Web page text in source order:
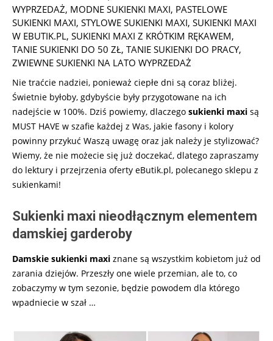
WYPRZEDAŻ, MODNE SUKIENKI MAXI, PASTELOWE
SUKIENKI MAXI, STYLOWE SUKIENKI MAXI, SUKIENKI MAXI
W EBUTIK.PL, SUKIENKI MAXI Z KRÓTKIM RĘKAWEM,
TANIE SUKIENKI DO 50 ZŁ, TANIE SUKIENKI DO PRACY,
ZWIEWNE SUKIENKI NA LATO WYPRZEDAŻ
Nie traćcie nadziei, ponieważ ciepłe dni są coraz bliżej.
Świetnie byłoby, gdybyście były przygotowane na ich
nadejście w 100%. Dziś powiemy, dlaczego sukienki maxi są
MUST HAVE w szafie każdej z Was, jakie fasony i kolory
powinny przykuć Waszą uwagę oraz jak należy je stylizować?
Wiemy, że nie możecie się już doczekać, dlatego zapraszamy
do lektury i przejrzenia oferty eButik.pl, polecanego sklepu z
sukienkami!
Sukienki maxi nieodłącznym elementem
damskiej garderoby
Damskie sukienki maxi znane są wszystkim kobietom już od
zarania dziejów. Przeszły one wiele przemian, ale to, co
zobaczymy w tym sezonie, będzie powodem dla którego
wpadniecie w szał …